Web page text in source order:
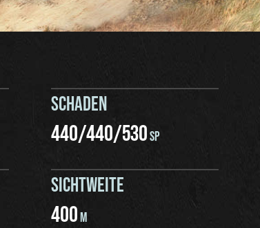
SCHADEN
440/440/530SP
SICHTWEITE
400M